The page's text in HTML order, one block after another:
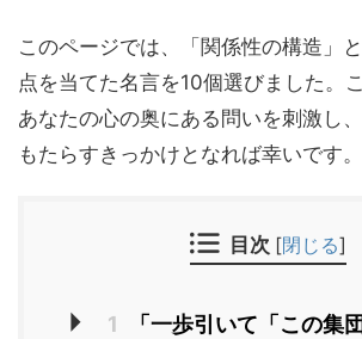
このページでは、「関係性の構造」
点を当てた名言を10個選びました。
あなたの心の奥にある問いを刺激し
もたらすきっかけとなれば幸いです。
目次 [閉じる]
1
「一歩引いて「この集